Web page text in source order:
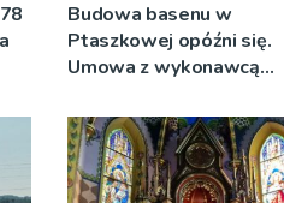
Budowa basenu w
Ptaszkowej opóźni się.
Umowa z wykonawcą
zostanie podpisana